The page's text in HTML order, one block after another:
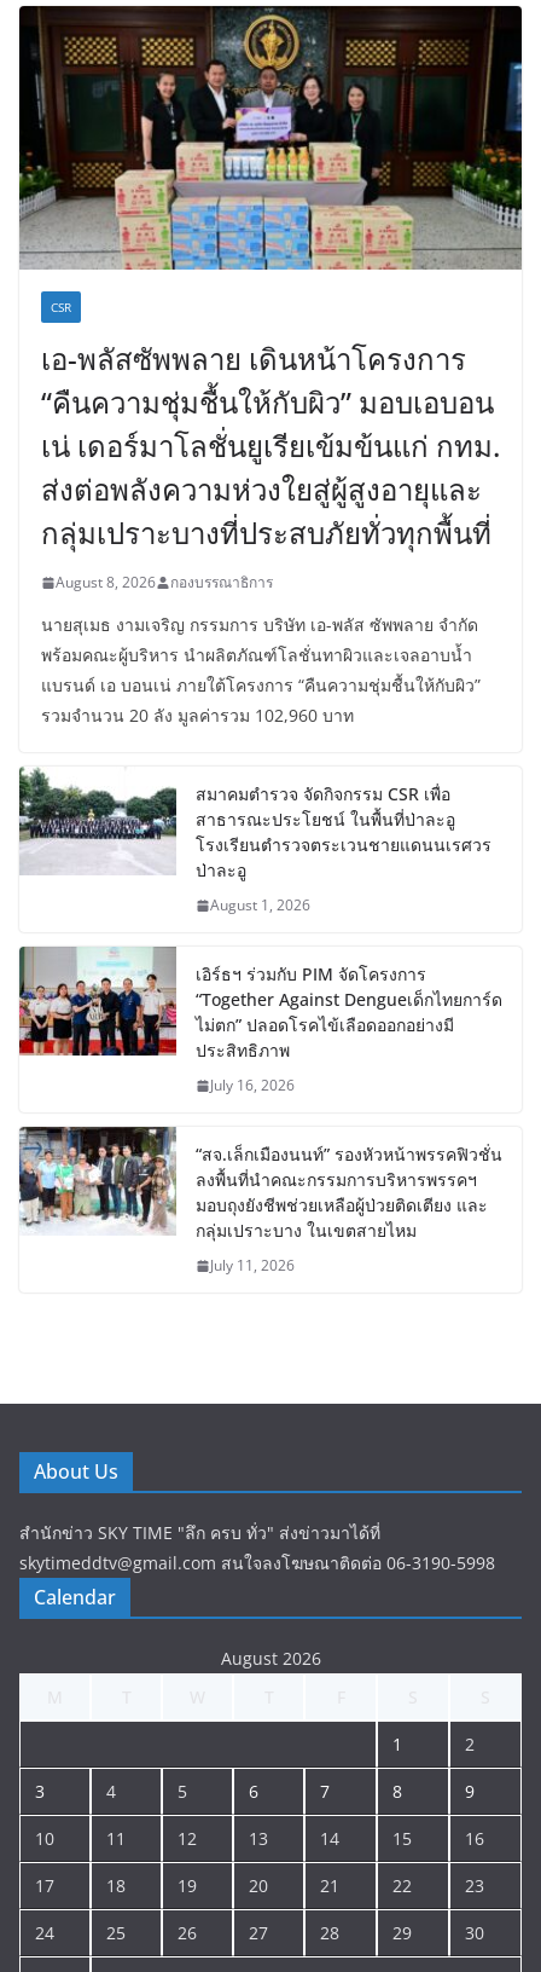
CSR
เอ-พลัสซัพพลาย เดินหน้าโครงการ
“คืนความชุ่มชื้นให้กับผิว” มอบเอบอน
เน่ เดอร์มาโลชั่นยูเรียเข้มข้นแก่ กทม.
ส่งต่อพลังความห่วงใยสู่ผู้สูงอายุและ
กลุ่มเปราะบางที่ประสบภัยทั่วทุกพื้นที่
August 8, 2026 กองบรรณาธิการ
นายสุเมธ งามเจริญ กรรมการ บริษัท เอ-พลัส ซัพพลาย จำกัด
พร้อมคณะผู้บริหาร นำผลิตภัณฑ์โลชั่นทาผิวและเจลอาบน้ำ
แบรนด์ เอ บอนเน่ ภายใต้โครงการ “คืนความชุ่มชื้นให้กับผิว”
รวมจำนวน 20 ลัง มูลค่ารวม 102,960 บาท
สมาคมตำรวจ จัดกิจกรรม CSR เพื่อ
สาธารณะประโยชน์ ในพื้นที่ป่าละอู
โรงเรียนตำรวจตระเวนชายแดนนเรศวร
ป่าละอู
August 1, 2026
เอิร์ธฯ ร่วมกับ PIM จัดโครงการ
“Together Against Dengueเด็กไทยการ์ด
ไม่ตก” ปลอดโรคไข้เลือดออกอย่างมี
ประสิทธิภาพ
July 16, 2026
“สจ.เล็กเมืองนนท์” รองหัวหน้าพรรคฟิวชั่น
ลงพื้นที่นำคณะกรรมการบริหารพรรคฯ
มอบถุงยังชีพช่วยเหลือผู้ป่วยติดเตียง และ
กลุ่มเปราะบาง ในเขตสายไหม
July 11, 2026
About Us
สำนักข่าว SKY TIME "ลึก ครบ ทั่ว" ส่งข่าวมาได้ที่
skytimeddtv@gmail.com สนใจลงโฆษณาติดต่อ 06-3190-5998
Calendar
August 2026
1 2
3 4 5 6 7 8 9
10 11 12 13 14 15 16
17 18 19 20 21 22 23
24 25 26 27 28 29 30